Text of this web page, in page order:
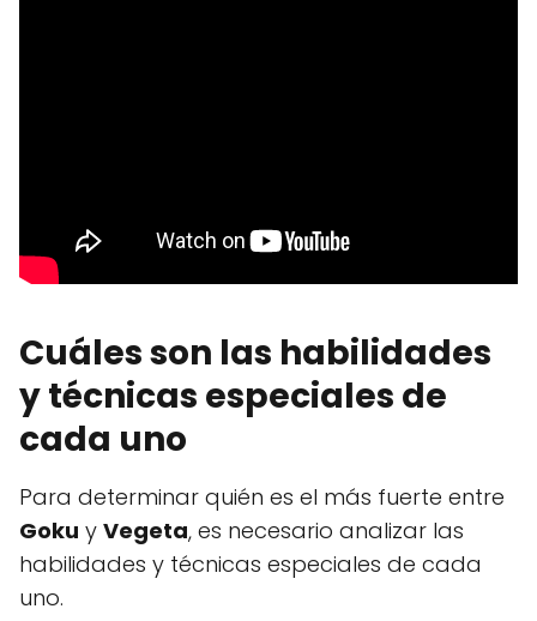
Cuáles son las habilidades
y técnicas especiales de
cada uno
Para determinar quién es el más fuerte entre
Goku y Vegeta, es necesario analizar las
habilidades y técnicas especiales de cada
uno.